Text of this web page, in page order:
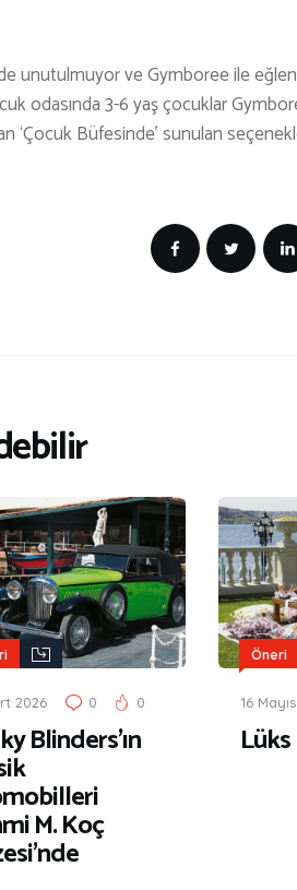
unutulmuyor ve Gymboree ile
odasında 3-6 yaş çocuklar
Büfesinde’ sunulan
2026 0 0
Blinders’ın
M. Koç
Öneri
16